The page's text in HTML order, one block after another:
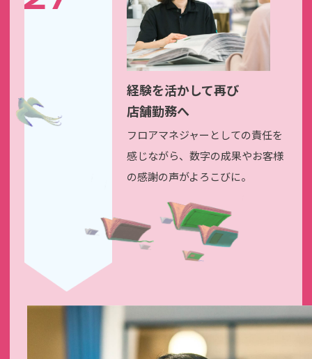
経験を活かして再び
店舗勤務へ
フロアマネジャーとしての責任を
感じながら、数字の成果やお客様
の感謝の声がよろこびに。